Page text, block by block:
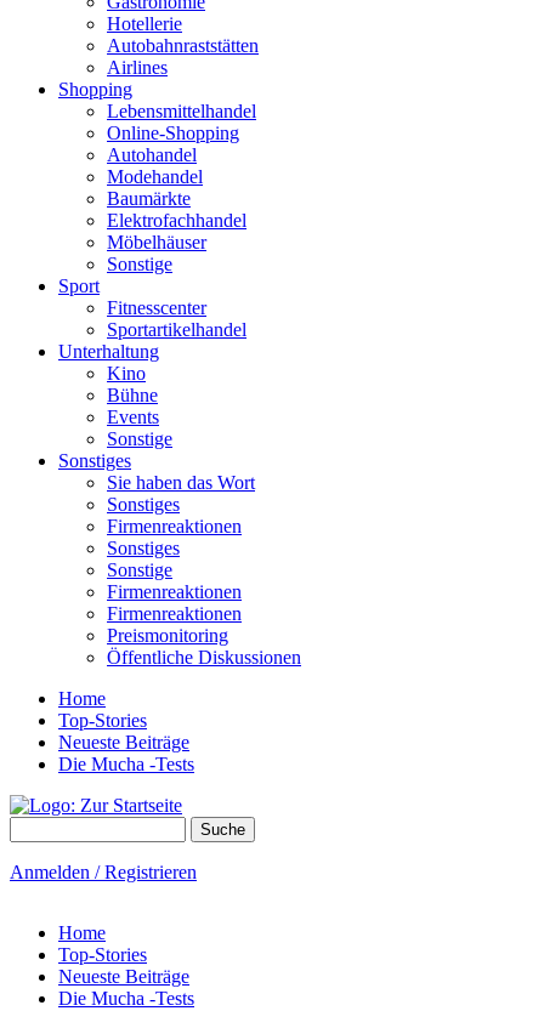
Hotellerie
Autobahnraststätten
Airlines
Shopping
Lebensmittelhandel
Online-Shopping
Autohandel
Modehandel
Baumärkte
Elektrofachhandel
Möbelhäuser
Sonstige
Sport
Fitnesscenter
Sportartikelhandel
Unterhaltung
Kino
Bühne
Events
Sonstige
Sonstiges
Sie haben das Wort
Sonstiges
Firmenreaktionen
Sonstiges
Sonstige
Firmenreaktionen
Firmenreaktionen
Preismonitoring
Öffentliche Diskussionen
Home
Top-Stories
Neueste Beiträge
Die Mucha -Tests
Anmelden / Registrieren
Home
Top-Stories
Neueste Beiträge
Die Mucha -Tests